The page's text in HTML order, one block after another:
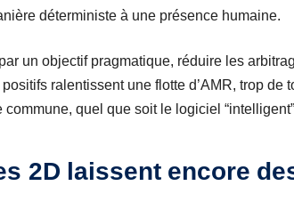
déterministe à une présence humaine.
un objectif pragmatique, réduire les
ralentissent une flotte d’AMR, trop de
quel que soit le logiciel
2D laissent encore